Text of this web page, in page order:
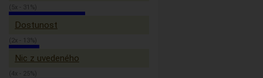
(5x - 31%)
Dostunost
(2x - 13%)
Nic z uvedeného
(4x - 25%)